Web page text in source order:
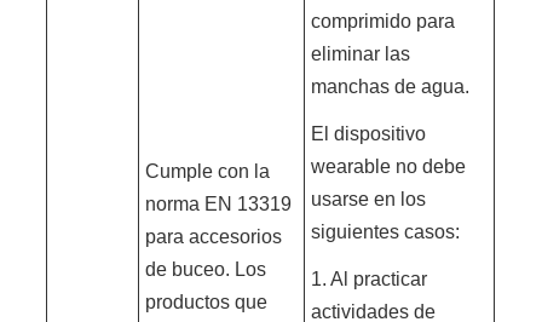
Cumple con la
norma EN 13319
para accesorios
de buceo. Los
productos que
comprimido para
eliminar las
manchas de agua.
El dispositivo
wearable no debe
usarse en los
siguientes casos:
1. Al practicar
actividades de